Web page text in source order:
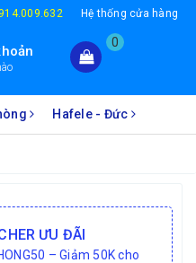
Hệ thống cửa hàng
0
Hafele - Đức
ƯU ĐÃI
– Giảm 50K cho